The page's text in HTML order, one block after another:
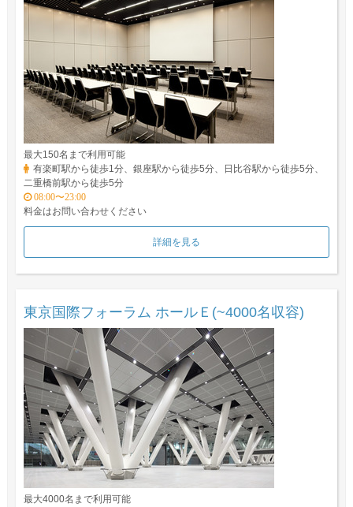
最大150名まで利用可能
有楽町駅から徒歩1分、銀座駅から徒歩5分、日比谷駅から徒歩5分、
二重橋前駅から徒歩5分
08:00〜23:00
料金はお問い合わせください
詳細を見る
東京国際フォーラム ホールＥ(~4000名収容)
最大4000名まで利用可能